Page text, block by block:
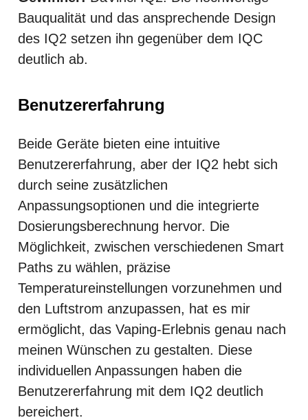
Bauqualität und das ansprechende Design
des IQ2 setzen ihn gegenüber dem IQC
deutlich ab.
Benutzererfahrung
Beide Geräte bieten eine intuitive
Benutzererfahrung, aber der IQ2 hebt sich
durch seine zusätzlichen
Anpassungsoptionen und die integrierte
Dosierungsberechnung hervor. Die
Möglichkeit, zwischen verschiedenen Smart
Paths zu wählen, präzise
Temperatureinstellungen vorzunehmen und
den Luftstrom anzupassen, hat es mir
ermöglicht, das Vaping-Erlebnis genau nach
meinen Wünschen zu gestalten. Diese
individuellen Anpassungen haben die
Benutzererfahrung mit dem IQ2 deutlich
bereichert.